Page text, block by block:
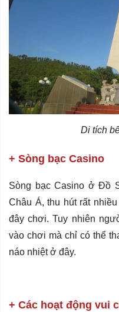
Di tích
+ Sòng bạc Casino
Sòng bạc Casino ở Đồ
Châu Á, thu hút rất
đây chơi. Tuy nhiên
vào chơi mà chỉ có thể
náo nhiệt ở đây.
+ Các hoạt động vui